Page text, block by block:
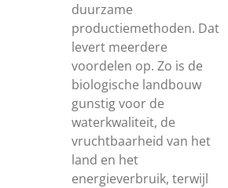
duurzame
productiemethoden. Dat
levert meerdere
voordelen op. Zo is de
biologische landbouw
gunstig voor de
waterkwaliteit, de
vruchtbaarheid van het
land en het
energieverbruik, terwijl